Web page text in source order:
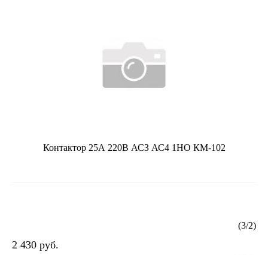
Контактор 25А 220В АСЗ АС4 1НО КМ-102
(3/2)
2 430 руб.